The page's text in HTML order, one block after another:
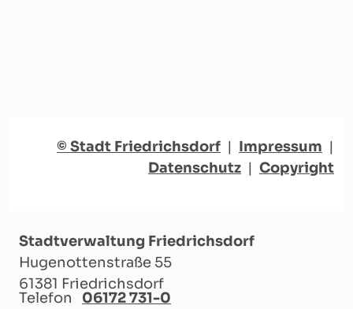
© Stadt Friedrichsdorf | Impressum |
Datenschutz | Copyright
Stadtverwaltung Friedrichsdorf
Hugenottenstraße 55
61381 Friedrichsdorf
Telefon
06172 731-0